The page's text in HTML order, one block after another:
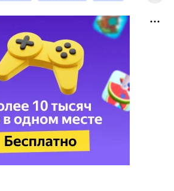
мотолюбителей завершить
наступивших погодных условиях
транспорте небезопасно.
главному врачу роддома
обвинение в превышении
2019 года СК возбудил
организации убийства